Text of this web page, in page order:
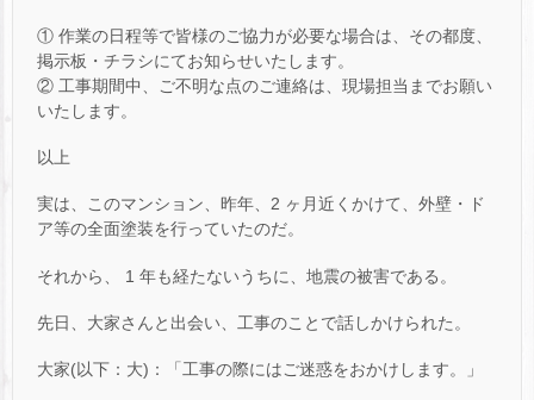
① 作業の日程等で皆様のご協力が必要な場合は、その都度、
掲示板・チラシにてお知らせいたします。
② 工事期間中、ご不明な点のご連絡は、現場担当までお願い
いたします。
以上
実は、このマンション、昨年、2 ヶ月近くかけて、外壁・ド
ア等の全面塗装を行っていたのだ。
それから、 1 年も経たないうちに、地震の被害である。
先日、大家さんと出会い、工事のことで話しかけられた。
大家(以下：大)：「工事の際にはご迷惑をおかけします。」